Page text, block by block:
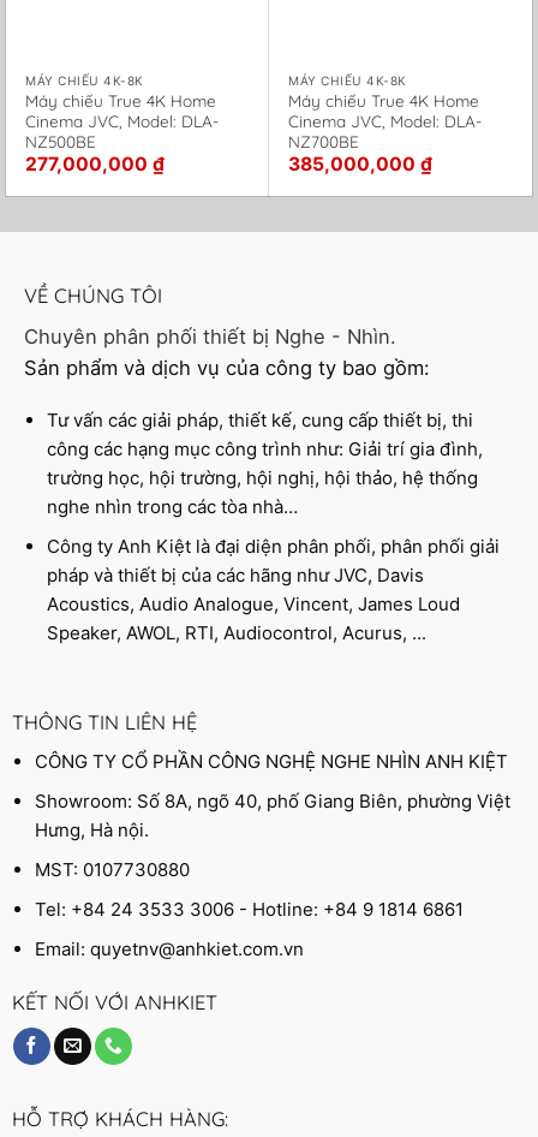
MÁY CHIẾU 4K-8K
Máy chiếu True 4K Home
Cinema JVC, Model: DLA-
NZ500BE
277,000,000₫
MÁY CHIẾU 4K-8K
Máy chiếu True 4K Home
Cinema JVC, Model: DLA-
NZ700BE
385,000,000₫
VỀ CHÚNG TÔI
Chuyên phân phối thiết bị Nghe - Nhìn.
Sản phẩm và dịch vụ của công ty bao gồm:
Tư vấn các giải pháp, thiết kế, cung cấp thiết bị, thi
công các hạng mục công trình như: Giải trí gia đình,
trường học, hội trường, hội nghị, hội thảo, hệ thống
nghe nhìn trong các tòa nhà…
Công ty Anh Kiệt là đại diện phân phối, phân phối giải
pháp và thiết bị của các hãng như JVC, Davis
Acoustics, Audio Analogue, Vincent, James Loud
Speaker, AWOL, RTI, Audiocontrol, Acurus, ...
THÔNG TIN LIÊN HỆ
CÔNG TY CỔ PHẦN CÔNG NGHỆ NGHE NHÌN ANH KIỆT
Showroom: Số 8A, ngõ 40, phố Giang Biên, phường Việt
Hưng, Hà nội.
MST: 0107730880
Tel: +84 24 3533 3006 - Hotline: +84 9 1814 6861
Email:quyetnv@anhkiet.com.vn
KẾT NỐI VỚI ANHKIET
HỖ TRỢ KHÁCH HÀNG: